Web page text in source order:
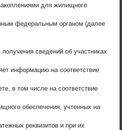
для жилищного
федеральным органом (далее
сведений об участниках
информацию на соответствие
в том числе на соответствие
обеспечения, учтенных на
реквизитов и при их